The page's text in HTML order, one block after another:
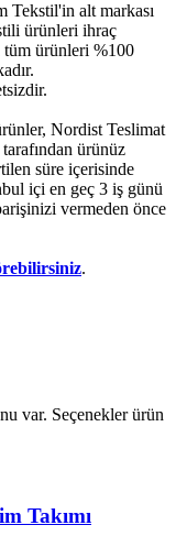
Tekstil'in alt markası
ürünleri ihraç
ürünleri %100
Nordist Teslimat
ürünüz
süre içerisinde
içi en geç 3 iş günü
vermeden önce
.
var. Seçenekler ürün
Takımı